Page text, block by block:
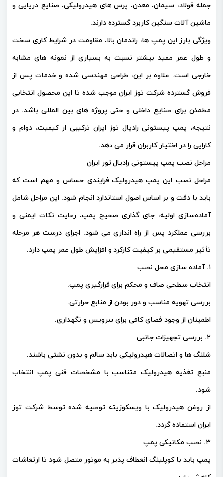
جمله فولاد، سیمان، معدن، پرس‌ های هیدرولیکی، صنایع دریایی و
ماشین‌ آلات سنگین کاربرد گسترده دارند.
ویژگی بارز این پمپ‌ ها، راندمان بالا، مقاومت در شرایط کاری سخت
و طول عمر مفید بیشتر نسبت به بسیاری از نمونه‌ های مشابه
خارجی است. علاوه بر این، طراحی مهندسی‌ شده و خدمات پس از
فروش گسترده شرکت توز ایران موجب شده تا این محصول انتخابی
مطمئن برای صنایع داخلی و حتی پروژه‌ های بین‌ المللی باشد. در
نتیجه، پمپ پیستونی رادیال توز ایران ترکیبی از کیفیت، دوام و
کارایی را در اختیار کاربران قرار می‌ دهد.
مراحل نصب پمپ پیستونی رادیال توز ایران
مراحل نصب این پمپ هیدرولیک فرایندی حساس و مهم است که
باید با دقت و بر اساس اصول استاندارد انجام شود. این مراحل شامل
آماده‌سازی اولیه، جای‌ گذاری صحیح پمپ، رعایت نکات ایمنی و
بررسی عملکرد پس از راه‌ اندازی می‌ شود. اجرای درست هر مرحله
تأثیر مستقیمی بر کیفیت کارکرد و افزایش طول عمر پمپ دارد.
۱. آماده‌ سازی محل نصب
انتخاب سطحی صاف و محکم برای قرارگیری پمپ.
بررسی تهویه مناسب و دور بودن از منابع حرارتی.
اطمینان از وجود فضای کافی برای سرویس و نگهداری.
۲. بررسی تجهیزات جانبی
شلنگ‌ ها و اتصالات هیدرولیکی باید سالم و بدون نشتی باشند.
منبع تغذیه هیدرولیک متناسب با مشخصات فنی پمپ انتخاب
شود.
از روغن هیدرولیک با ویسکوزیته توصیه‌ شده توسط شرکت توز
ایران استفاده گردد.
۳. نصب مکانیکی پمپ
پمپ باید با کوپلینگ انعطاف‌ پذیر به موتور متصل شود تا ارتعاشات